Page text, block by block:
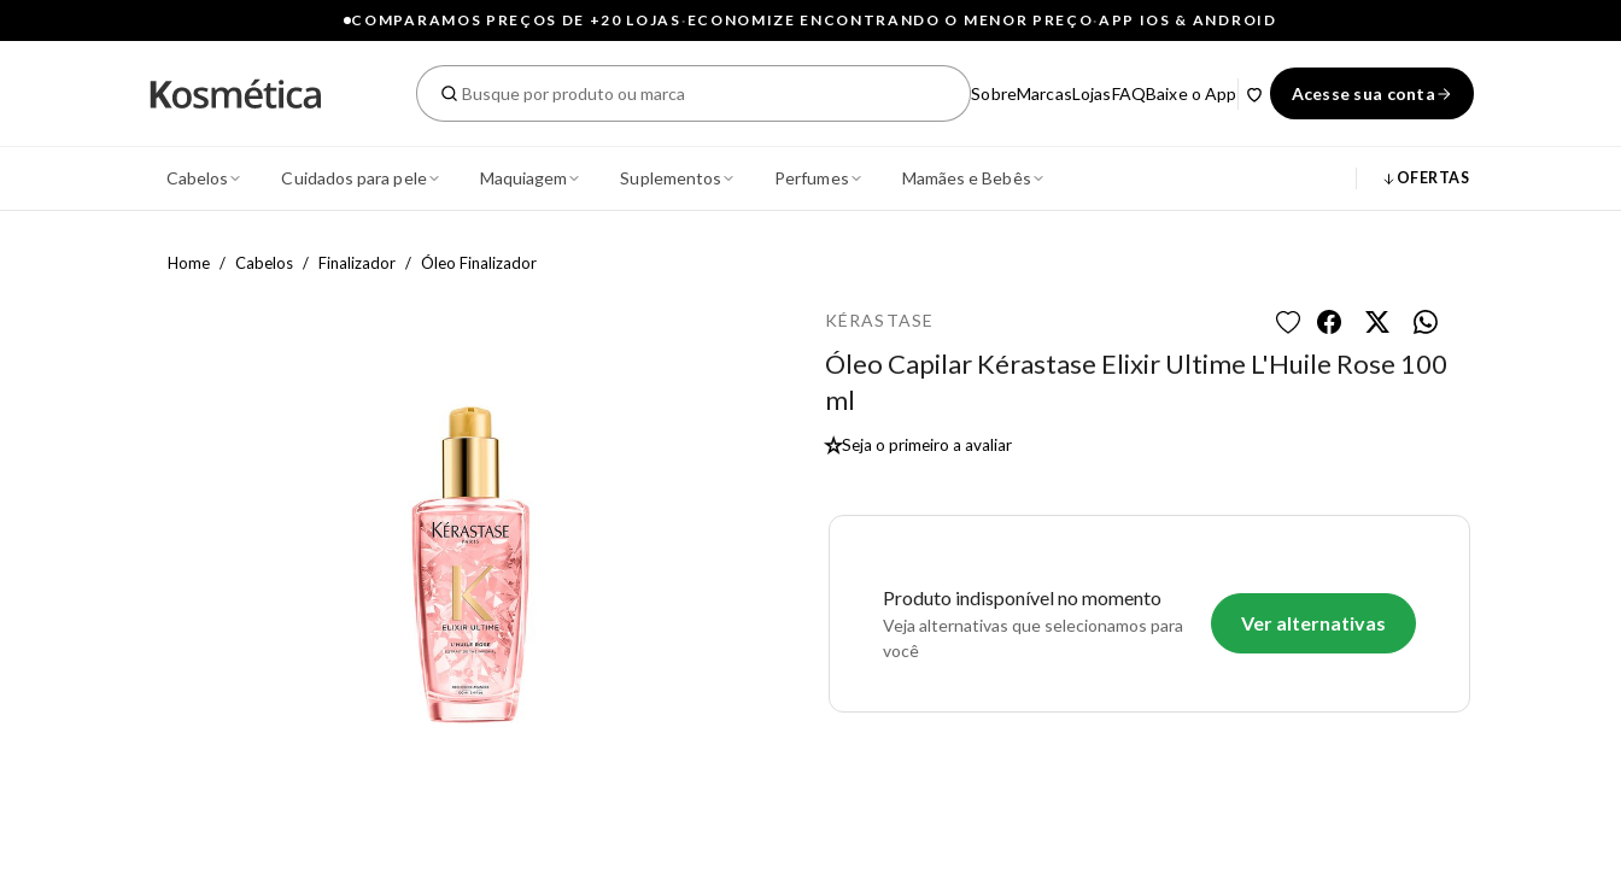
COMPARAMOS PREÇOS DE +20 LOJAS· ECONOMIZE ENCONTRANDO O MENOR PREÇO·APP IOS & ANDROID
SobreMarcasLojasFAQBaixe o App Acesse sua conta
Cabelos Cuidados para pele Maquiagem Suplementos Perfumes Mamães e Bebês OFERTAS
Home Cabelos Finalizador Óleo Finalizador
KÉRASTASE
Óleo Capilar Kérastase Elixir Ultime L'Huile Rose 100
ml
★Seja o primeiro a avaliar
Produto indisponível no momento
Veja alternativas que selecionamos para
você
Ver alternativas